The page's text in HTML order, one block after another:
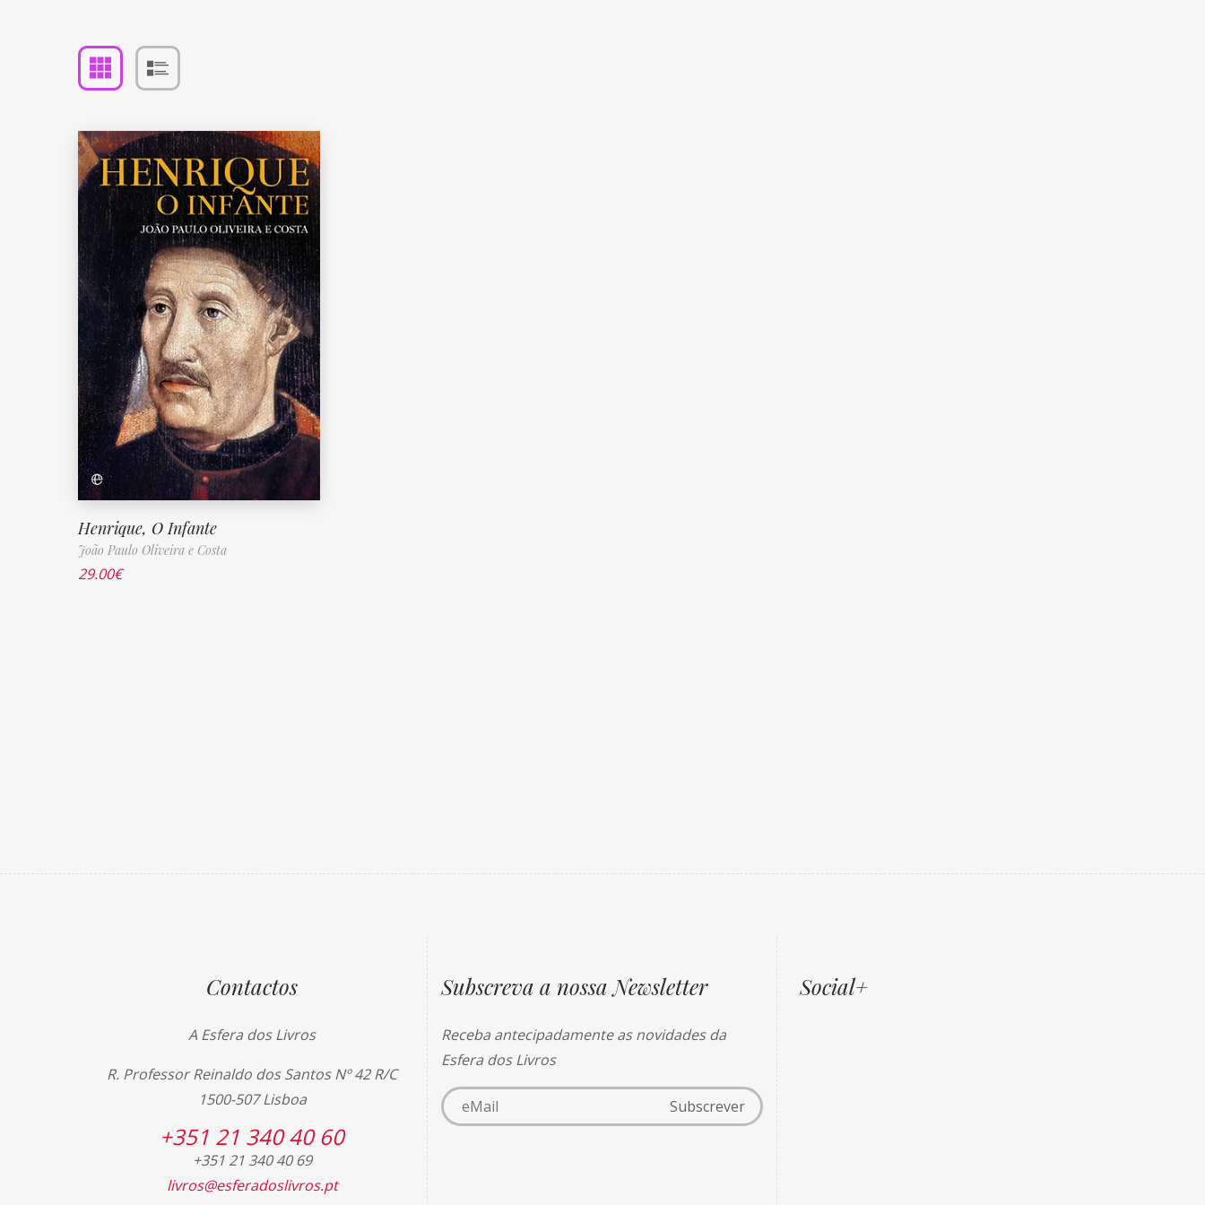
Henrique, O Infante
João Paulo Oliveira e Costa
29.00€
Contactos
A Esfera dos Livros
R. Professor Reinaldo dos Santos Nº 42 R/C
1500-507 Lisboa
+351 21 340 40 60
+351 21 340 40 69
livros@esferadoslivros.pt
Subscreva a nossa Newsletter
Receba antecipadamente as novidades da
Esfera dos Livros
Social+